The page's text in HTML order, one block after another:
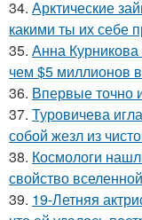
34. Арктические
какими ты их себе
35. Анна Курникова
чем $5 миллионов
36. Впервые точно
37. Туровичева
собой жезл из
38. Космологи
свойство
39. 19-Летняя